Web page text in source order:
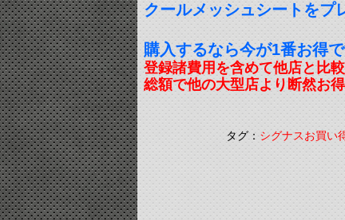
クールメッシュシートをプ
購入するなら今が1番お得
登録諸費用を含めて他店と比
総額で他の大型店より断然お
タグ：シグナスお買い